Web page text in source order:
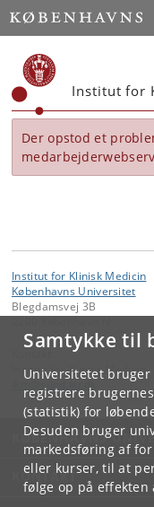
Samtykke til
Universitetet
registrere
(statistik) for
Desuden bruger
markedsføring af
eller kurser, til at
følge op på effekten
Start
Institut for
Der opstod et
Institut for Klinisk Medicin
Københavns Universitet
Blegdamsvej 3B
Institut for Klinisk Medicin
KØBENHAVNS
KONTAKT